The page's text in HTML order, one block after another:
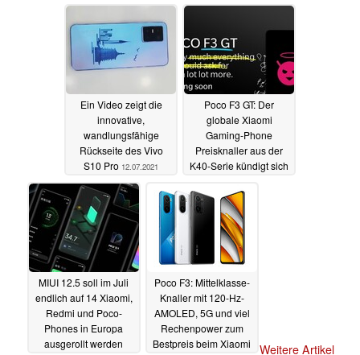
13.07.2021 13.07.2021
Ein Video zeigt die
innovative,
wandlungsfähige
Rückseite des Vivo
S10 Pro 12.07.2021
Poco F3 GT: Der
globale Xiaomi
Gaming-Phone
Preisknaller aus der
K40-Serie kündigt sich
MIUI 12.5 soll im Juli
endlich auf 14 Xiaomi,
Redmi und Poco-
Phones in Europa
ausgerollt werden
Poco F3: Mittelklasse-
Knaller mit 120-Hz-
AMOLED, 5G und viel
Rechenpower zum
Bestpreis beim Xiaomi
Weitere Artikel